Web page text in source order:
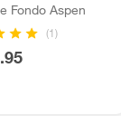
Fondo Aspen
(1)